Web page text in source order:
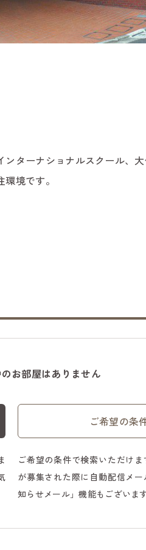
ターナショナルスクール、
境です。
お部屋はありません
ご希望の条
ご希望の条件で検索いただけ
が募集された際に自動配信メ
知らせメール」機能もございます